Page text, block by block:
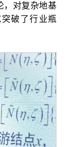
，对复杂地基
破了行业瓶